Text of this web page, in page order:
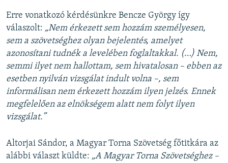
Erre vonatkozó kérdésünkre Bencze György így
válaszolt: „Nem érkezett sem hozzám személyesen,
sem a szövetséghez olyan bejelentés, amelyet
azonosítani tudnék a levelében foglaltakkal. (…) Nem,
semmi ilyet nem hallottam, sem hivatalosan – ebben az
esetben nyilván vizsgálat indult volna –, sem
informálisan nem érkezett hozzám ilyen jelzés. Ennek
megfelelően az elnökségem alatt nem folyt ilyen
vizsgálat.”
Altorjai Sándor, a Magyar Torna Szövetség főtitkára az
alábbi választ küldte: „A Magyar Torna Szövetséghez –